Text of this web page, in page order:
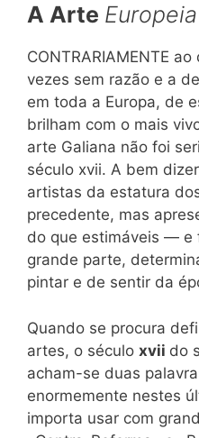
A Arte
CONTRARIAMENTE
vezes sem razão e a
em toda a Europa, de
brilham com o mais
arte Galiana não foi
século xvii. A bem
artistas da estatura
precedente, mas
do que estimáveis — e
grande parte,
pintar e de sentir da
Quando se procura
artes, o século xvii do
acham-se duas
enormemente nestes
importa usar com